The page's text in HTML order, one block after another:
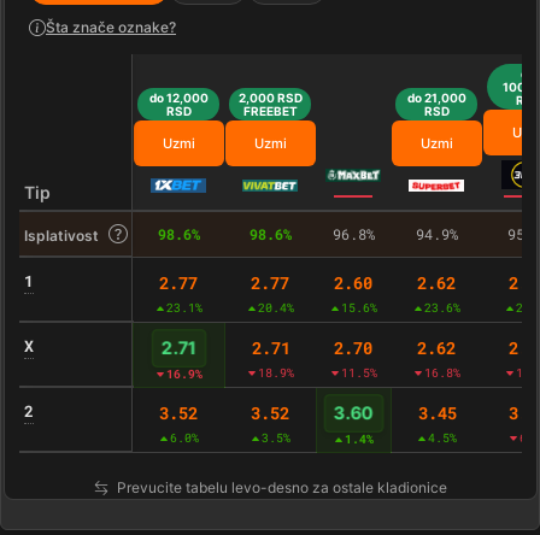
Šta znače oznake?
Tip
do 12,000
RSD
Uzmi
2,000 RSD
FREEBET
Uzmi
do 21,000
RSD
Uzmi
do
RSD
Isplativost 98.6% 98.6% 96.8% 94.9%
1 2.77
23.1%
2.77
20.4%
2.60
15.6%
2.62
23.6%
X 2.71
16.9%
2.71
18.9%
2.70
11.5%
2.62
16.8%
2 3.52
6.0%
3.52
3.5%
3.60
1.4%
3.45
4.5%
Prevucite tabelu levo-desno za ostale kladionice